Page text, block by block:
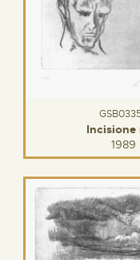
Incisione
1989